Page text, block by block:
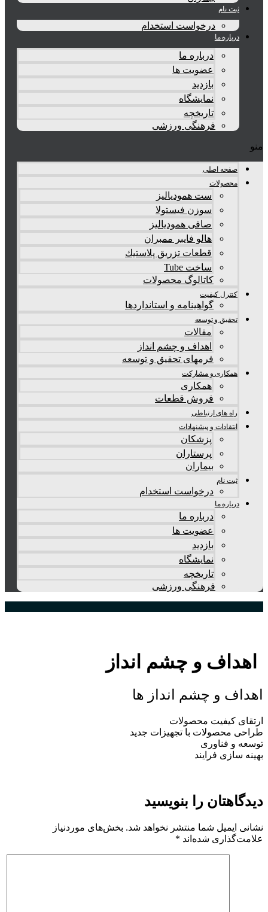
ثبت نام
درخواست استخدام
درباره ما
درباره ما
عضویت ها
بازدید
نمایشگاه
تاريخچه
فرهنگی ورزشی
صفحه اصلی
محصولات
ست همودیالیز
سوزن فیستولا
صافی همودیالیز
هالو فایبر ممبران
قطعات تزريق پلاستيك
ساخت Tube
کاتالوگ محصولات
کنترل کیفیت
گواهينامه و استانداردها
تحقيق و توسعه
مقالات
اهداف و چشم انداز
فرمهای تحقیق و توسعه
همکاری و مشارکت
همکاری
فروش قطعات
راه های ارتباطی
انتقادات و پيشنهادات
پزشكان
پرستاران
بيماران
ثبت نام
درخواست استخدام
درباره ما
درباره ما
عضویت ها
بازدید
نمایشگاه
تاريخچه
فرهنگی ورزشی
اهداف و چشم انداز
و چشم انداز ها
کیفیت محصولات
محصولات با تجهیزات جدید
و فناوری
سازی فرایند
را بنویسید
ایمیل شما منتشر نخواهد شد. بخش‌های موردنیاز
شده‌اند*